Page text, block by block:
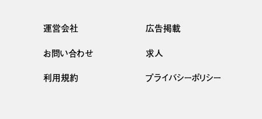
運営会社
広告掲載
お問い合わせ
求人
利用規約 プライバシーポリシー